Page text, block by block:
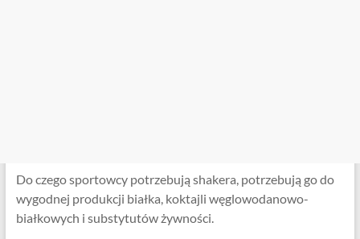
Do czego sportowcy potrzebują shakera, potrzebują go do
wygodnej produkcji białka, koktajli węglowodanowo-
białkowych i substytutów żywności.